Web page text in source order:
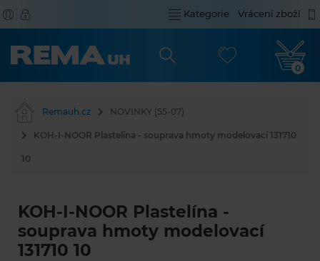
Kategorie Vrácení zboží
0
Remauh.cz NOVINKY (55-07)
KOH-I-NOOR Plastelína - souprava hmoty modelovací 131710
10
KOH-I-NOOR Plastelína -
souprava hmoty modelovací
131710 10